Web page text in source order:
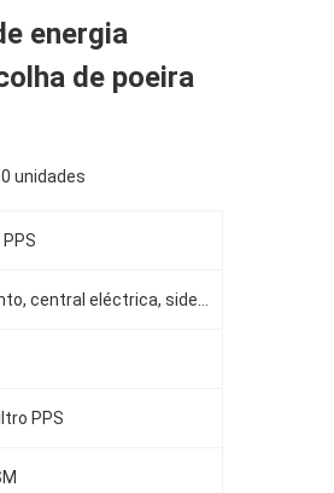
energia
de poeira
unidades
PPS